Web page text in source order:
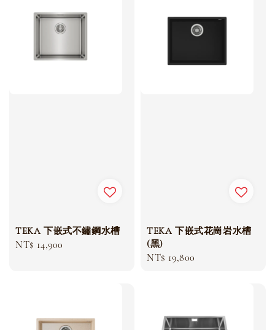
TEKA 下嵌式不鏽鋼水槽
Regular
NT$ 14,900
TEKA 下嵌式花崗岩水槽
(黑)
Regular
NT$ 19,800